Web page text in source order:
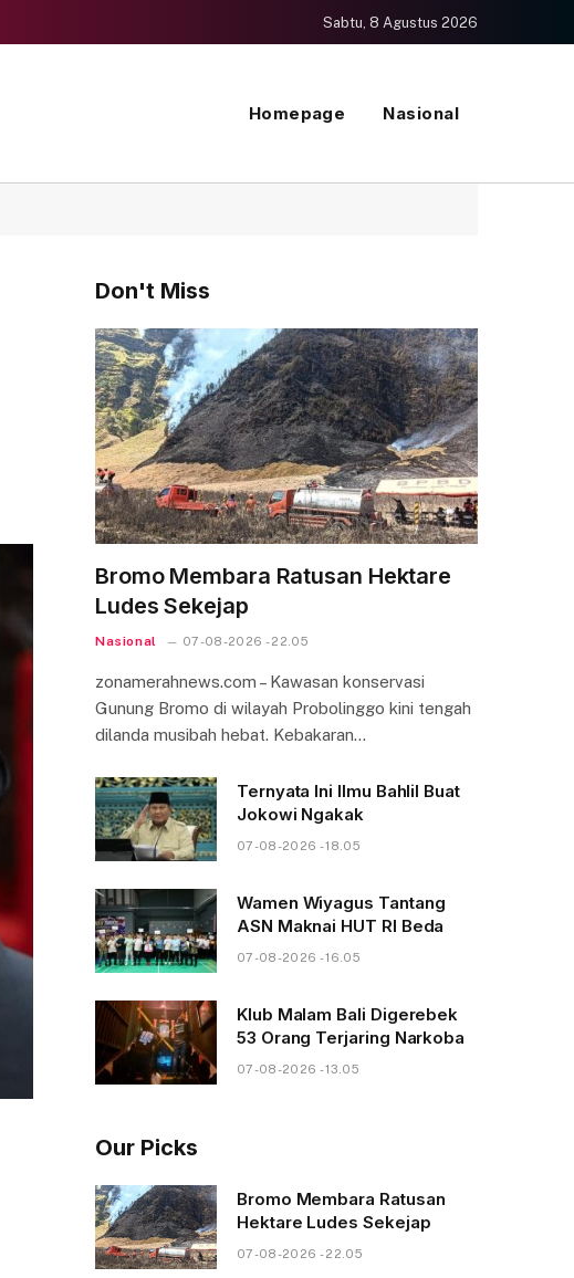
Sabtu, 8 Agustus 2026
Homepage Nasional
Don't Miss
Bromo Membara Ratusan Hektare
Ludes Sekejap
Nasional 07-08-2026 - 22.05
zonamerahnews.com – Kawasan konservasi
Gunung Bromo di wilayah Probolinggo kini tengah
dilanda musibah hebat. Kebakaran…
Ternyata Ini Ilmu Bahlil Buat
Jokowi Ngakak
07-08-2026 - 18.05
Wamen Wiyagus Tantang
ASN Maknai HUT RI Beda
07-08-2026 - 16.05
Klub Malam Bali Digerebek
53 Orang Terjaring Narkoba
07-08-2026 - 13.05
Our Picks
Bromo Membara Ratusan
Hektare Ludes Sekejap
07-08-2026 - 22.05